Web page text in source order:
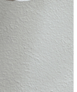
הָאֲתָר.
לִפְתִיחַת
תַּפְרִיט
הֵנְּגִישׁוּת
לְחַץ
ALT+0